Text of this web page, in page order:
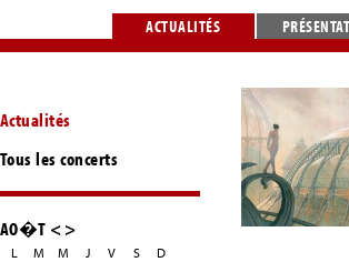
ACTUALITÉS
Actualités
Tous les concerts
AO�T <>
L M M J V S
D